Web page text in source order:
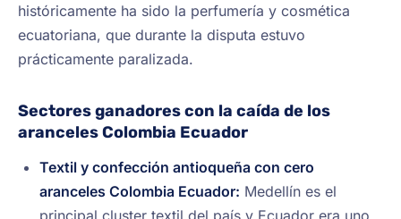
históricamente ha sido la perfumería y cosmética
ecuatoriana, que durante la disputa estuvo
prácticamente paralizada.
Sectores ganadores con la caída de los
aranceles Colombia Ecuador
Textil y confección antioqueña con cero
aranceles Colombia Ecuador: Medellín es el
principal cluster textil del país y Ecuador era uno